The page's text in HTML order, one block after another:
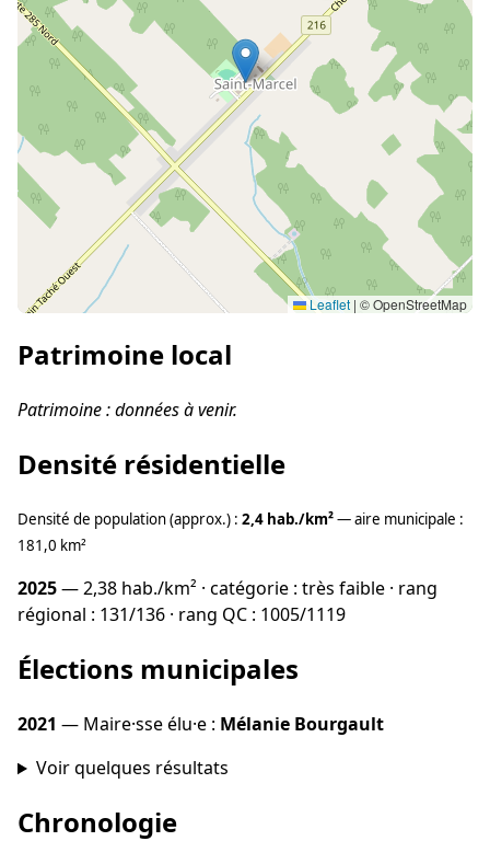
Leaflet | © OpenStreetMap
Patrimoine local
Patrimoine : données à venir.
Densité résidentielle
Densité de population (approx.) : 2,4 hab./km²— aire municipale :
181,0 km²
2025— 2,38 hab./km² · catégorie : très faible · rang
régional : 131/136 · rang QC : 1005/1119
Élections municipales
2021 — Maire·sse élu·e : Mélanie Bourgault
Voir quelques résultats
Chronologie